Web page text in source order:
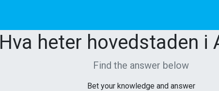
Hva heter hovedstaden i
Find the answer below
Bet your knowledge and answer